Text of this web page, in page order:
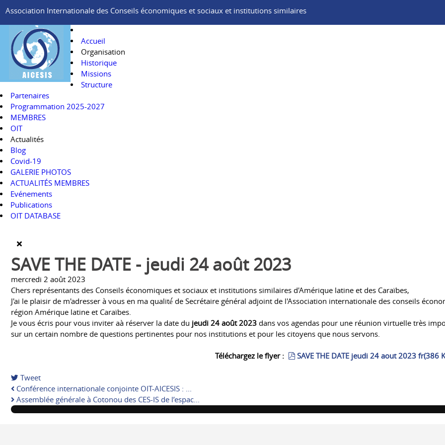
Association Internationale des Conseils économiques et sociaux et institutions similaires
Accueil
Organisation
Historique
Missions
Structure
Partenaires
Programmation 2025-2027
MEMBRES
OIT
Actualités
Blog
Covid-19
GALERIE PHOTOS
ACTUALITÉS MEMBRES
Evénements
Publications
OIT DATABASE
SAVE THE DATE - jeudi 24 août 2023
mercredi 2 août 2023
Chers représentants des Conseils économiques et sociaux et institutions similaires d'Amérique latine et des Caraïbes,
J'ai le plaisir de m'adresser à vous en ma qualité́ de Secrétaire général adjoint de l'Association internationale des conseils
région Amérique latine et Caraïbes.
Je vous écris pour vous inviter aà réserver la date du jeudi 24 août 2023 dans vos agendas pour une réunion virtuelle très
sur un certain nombre de questions pertinentes pour nos institutions et pour les citoyens que nous servons.
Téléchargez le flyer : pdf
SAVE THE DATE jeudi 24 aout 2023 fr(386
Tweet
Conférence internationale conjointe OIT-AICESIS : ...
Assemblée générale à Cotonou des CES-IS de l’espac...